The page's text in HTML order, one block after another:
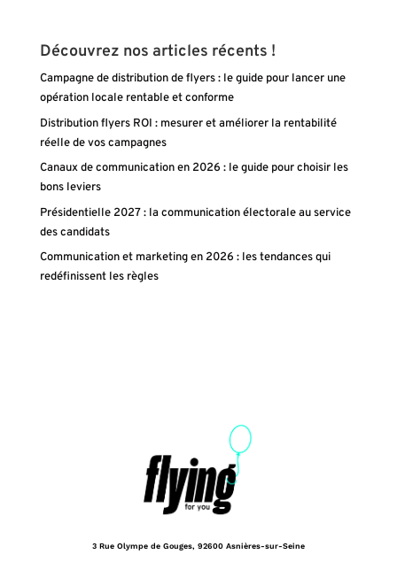
Découvrez nos articles récents !
Campagne de distribution de flyers : le guide pour lancer une
opération locale rentable et conforme
Distribution flyers ROI : mesurer et améliorer la rentabilité
réelle de vos campagnes
Canaux de communication en 2026 : le guide pour choisir les
bons leviers
Présidentielle 2027 : la communication électorale au service
des candidats
Communication et marketing en 2026 : les tendances qui
redéfinissent les règles
3 Rue Olympe de Gouges, 92600 Asnières-sur-Seine